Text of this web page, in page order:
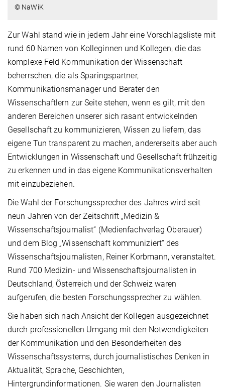
© NaWiK
Zur Wahl stand wie in jedem Jahr eine Vorschlagsliste mit
rund 60 Namen von Kolleginnen und Kollegen, die das
komplexe Feld Kommunikation der Wissenschaft
beherrschen, die als Sparingspartner,
Kommunikationsmanager und Berater den
Wissenschaftlern zur Seite stehen, wenn es gilt, mit den
anderen Bereichen unserer sich rasant entwickelnden
Gesellschaft zu kommunizieren, Wissen zu liefern, das
eigene Tun transparent zu machen, andererseits aber auch
Entwicklungen in Wissenschaft und Gesellschaft frühzeitig
zu erkennen und in das eigene Kommunikationsverhalten
mit einzubeziehen.
Die Wahl der Forschungssprecher des Jahres wird seit
neun Jahren von der Zeitschrift „Medizin &
Wissenschaftsjournalist“ (Medienfachverlag Oberauer)
und dem Blog „Wissenschaft kommuniziert“ des
Wissenschaftsjournalisten, Reiner Korbmann, veranstaltet.
Rund 700 Medizin- und Wissenschaftsjournalisten in
Deutschland, Österreich und der Schweiz waren
aufgerufen, die besten Forschungssprecher zu wählen.
Sie haben sich nach Ansicht der Kollegen ausgezeichnet
durch professionellen Umgang mit den Notwendigkeiten
der Kommunikation und den Besonderheiten des
Wissenschaftssystems, durch journalistisches Denken in
Aktualität, Sprache, Geschichten,
Hintergrundinformationen. Sie waren den Journalisten